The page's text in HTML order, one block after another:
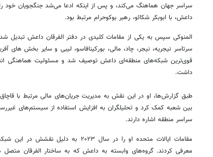
سراسر جهان هماهنگ می‌کند، و پس از اینکه ادعا می‌شد جنگجویان خود
داعش، با ابوبکر شکائو، رهبر بوکوحرام مرتبط بود.
المنوکی سپس به یکی از مقامات کلیدی در دفتر الفرقان داعش تبدیل
سرتاسر نیجریه، نیجر، چاد، مالی، بورکینافاسو، لیبی و سایر بخش های
قوی‌ترین شبکه‌های منطقه‌ای داعش توصیف شد و مسئولیت هماهنگی
داشت.
طبق گزارش‌ها، او در این نقش به مدیریت جریان‌های مالی مرتبط با
بین شعبه کمک کرد و تحلیلگران به افزایش استفاده از سیستم‌های
سراسر منطقه اشاره دارند.
مقامات ایالات متحده او را در سال ۲۰۲۳
معرفی کردند. گروه‌های وابسته به داعش که به ساختار الفرقان متصل